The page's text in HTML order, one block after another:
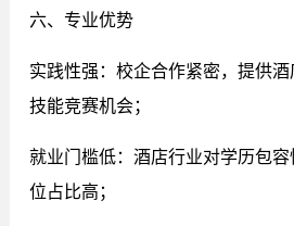
六、专业优势
实践性强：校企合作紧密，提供
技能竞赛机会；
就业门槛低：酒店行业对学历包
位占比高；